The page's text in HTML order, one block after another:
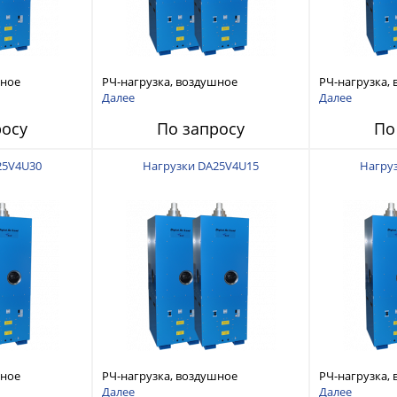
890 МГц 6-
РЧ-нагрузка, воздушное
охлаждение 40кВт 470-890 МГц 6-
Далее
По запросу
РЧ-нагрузка,
охлаждение
Далее
По
240 МГц 4-
Нагрузки DA25V4U15
РЧ-нагрузка, воздушное
охлаждение 25кВт DC-240 МГц 4-
Далее
РЧ-нагрузка,
охлаждение
Далее